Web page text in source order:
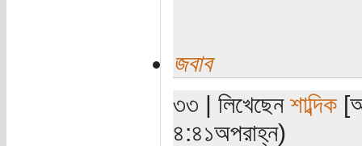
জবাব
৩৩ | লিখেছেন শাব্দিক
৪:৪১অপরাহ্ন)